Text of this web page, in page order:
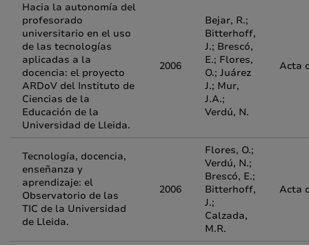
Hacia la autonomía del
profesorado
universitario en el uso
de las tecnologías
aplicadas a la
docencia: el proyecto
ARDoV del Instituto de
Ciencias de la
Educación de la
Universidad de Lleida.
2006
Bejar, R.;
Bitterhoff,
J.; Brescó,
E.; Flores,
O.; Juárez
J.; Mur,
J.A.;
Verdú, N.
Acta
Tecnología, docencia,
enseñanza y
aprendizaje: el
Observatorio de las
TIC de la Universidad
de Lleida.
2006
Flores, O.;
Verdú, N.;
Brescó, E.;
Bitterhoff,
J.;
Calzada,
M.R.
Acta